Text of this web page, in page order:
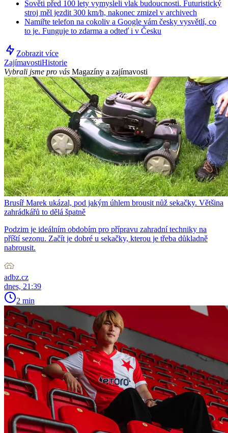
Sověti před 100 lety vymysleli vlak budoucnosti. Futuristický
stroj měl jezdit 300 km/h, nakonec zmizel v archivech
Namiřte telefon na cokoliv a Google vám česky vysvětlí, co
to je. Funguje to zdarma a odteď i v Česku
Zobrazit více
ZajímavostiHistorie
Vybrali jsme pro vás Magazíny a zajímavosti
Brusíř Marek ukázal, pod jakým úhlem brousit nůž sekačky. Většina
zahrádkářů to dělá špatně
Podzim je ideálním obdobím pro přípravu zahradní techniky na
příští sezonu. Začít je dobré u sekačky, kterou je třeba důkladně
nabrousit.
adbz.cz
dnes, 21:39
2 min